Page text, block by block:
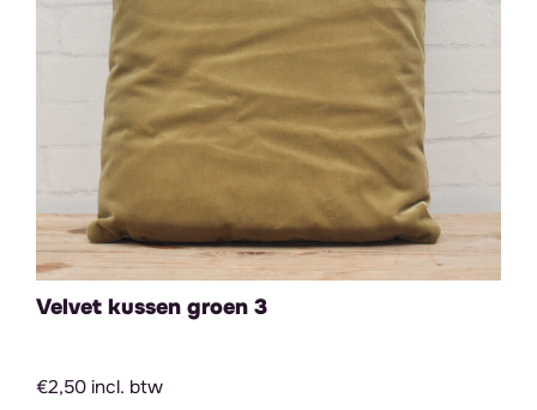
Velvet kussen groen 3
€2,50 incl. btw